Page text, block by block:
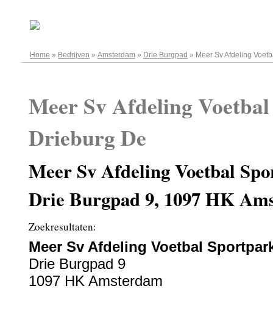
Home » Bedrijven » Amsterdam » Drie Burgpad » Meer Sv Afdeling
Meer Sv Afdeling
Drieburg De
Meer Sv Afdeling Voetbal
Drie Burgpad 9, 1097 HK
Zoekresultaten:
Meer Sv Afdeling Voetbal
Drie Burgpad 9
1097 HK Amsterdam